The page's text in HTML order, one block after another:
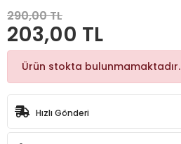
290,00 TL
203,00 TL
Ürün stokta bulunmamaktadır.
Hızlı Gönderi